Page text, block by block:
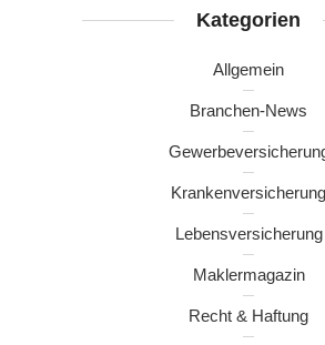
Kategorien
Allgemein
Branchen-News
Krankenversicherung
Lebensversicherung
Maklermagazin
Recht & Haftung